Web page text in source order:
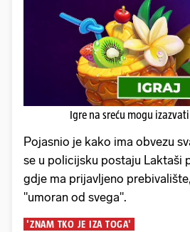
Igre na sreću mogu
Pojasnio je kako ima obvezu
se u policijsku postaju Laktaši
gdje ma prijavljeno
"umoran od svega".
'ZNAM TKO JE IZA TOGA'